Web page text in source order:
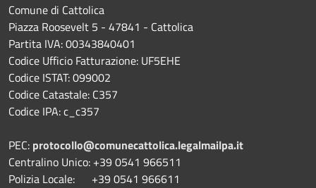
Comune di Cattolica
Piazza Roosevelt 5 - 47841 - Cattolica
Partita IVA: 00343840401
Codice Ufficio Fatturazione: UF5EHE
Codice ISTAT: 099002
Codice Catastale: C357
Codice IPA: c_c357
PEC: protocollo@comunecattolica.legalmailpa.it
Centralino Unico: +39 0541 966511
Polizia Locale: +39 0541 966611